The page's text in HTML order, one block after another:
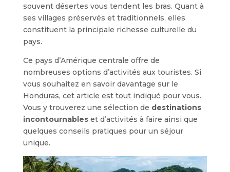
souvent désertes vous tendent les bras. Quant à
ses villages préservés et traditionnels, elles
constituent la principale richesse culturelle du
pays.
Ce pays d’Amérique centrale offre de
nombreuses options d’activités aux touristes. Si
vous souhaitez en savoir davantage sur le
Honduras, cet article est tout indiqué pour vous.
Vous y trouverez une sélection de destinations
incontournableset d’activités à faire ainsi que
quelques conseils pratiques pour un séjour
unique.